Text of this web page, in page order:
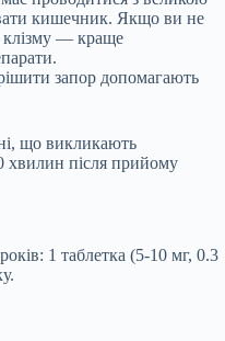
кишечник. Якщо ви не
клізму — краще
запор допомагають
що викликають
хвилин після прийому
1 таблетка (5-10 мг, 0.3